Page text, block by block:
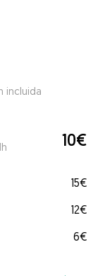
incluida
10€
15€
12€
6€